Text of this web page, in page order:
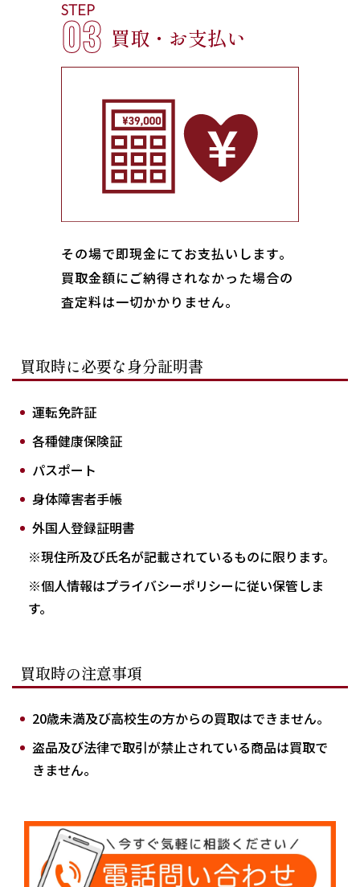
STEP
03 買取・お支払い
その場で即現金にてお支払いします｡
買取金額にご納得されなかった場合の
査定料は一切かかりません。
買取時に必要な身分証明書
運転免許証
各種健康保険証
パスポート
身体障害者手帳
外国人登録証明書
※現住所及び氏名が記載されているものに限ります。
※個人情報はプライバシーポリシーに従い保管しま
す。
買取時の注意事項
20歳未満及び高校生の方からの買取はできません。
盗品及び法律で取引が禁止されている商品は買取で
きません。